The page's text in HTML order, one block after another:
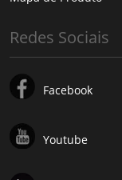
Redes Sociais
Facebook
Youtube